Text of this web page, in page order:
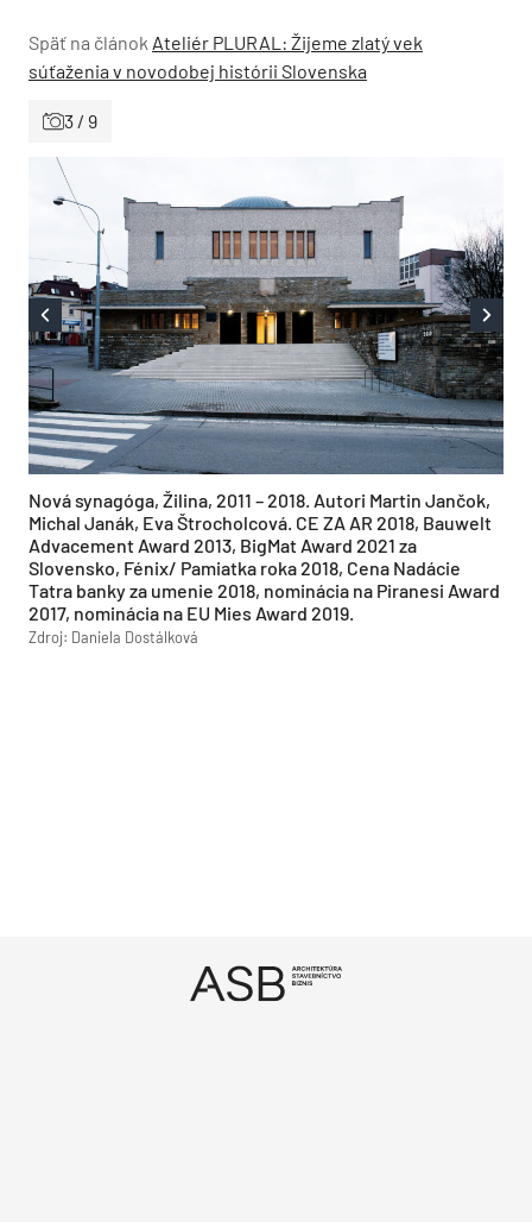
Späť na článok Ateliér PLURAL: Žijeme zlatý vek
súťaženia v novodobej histórii Slovenska
3 / 9
Nová synagóga, Žilina, 2011 – 2018. Autori Martin Jančok,
Michal Janák, Eva Štrocholcová. CE ZA AR 2018, Bauwelt
Advacement Award 2013, BigMat Award 2021 za
Slovensko, Fénix/ Pamiatka roka 2018, Cena Nadácie
Tatra banky za umenie 2018, nominácia na Piranesi Award
2017, nominácia na EU Mies Award 2019.
Zdroj: Daniela Dostálková